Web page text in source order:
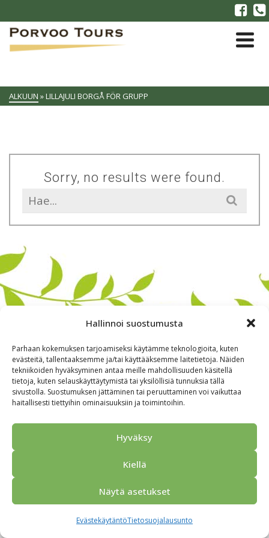
Hallinnoi suostumusta
Parhaan kokemuksen tarjoamiseksi käytämme teknologioita, kuten
evästeitä, tallentaaksemme ja/tai käyttääksemme laitetietoja. Näiden
tekniikoiden hyväksyminen antaa meille mahdollisuuden käsitellä
tietoja, kuten selauskäyttäytymistä tai yksilöllisiä tunnuksia tällä
sivustolla. Suostumuksen jättäminen tai peruuttaminen voi vaikuttaa
haitallisesti tiettyihin ominaisuuksiin ja toimintoihin.
Hyväksy
Kiellä
Näytä asetukset
EvästekäytäntöTietosuojalausunto
ALKUUN »LILLAJULI BORGÅ FÖR GRUPP
Sorry, no results were found.
Search
for:
Alkuun Ryhmille Kokous & Ohjelmat
Yhteistyökumppanit
Tarjouspyyntö
Anna palautetta
Tietosuojaseloste
© 2026 Porvoo Tours - matkanjärjestäjä / FPW